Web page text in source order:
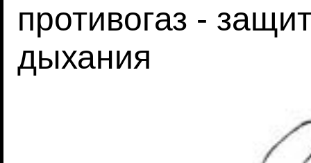
противогаз -
дыхания